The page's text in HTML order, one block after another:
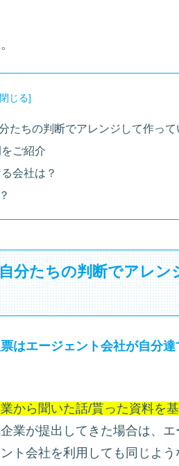
たちの判断でアレンジして作って
ご紹介
会社は？
分たちの判断でアレン
はエージェント会社が自分達
から聞いた話/貰った資料を
業が提出してきた場合は、
ト会社を利用しても同じよう